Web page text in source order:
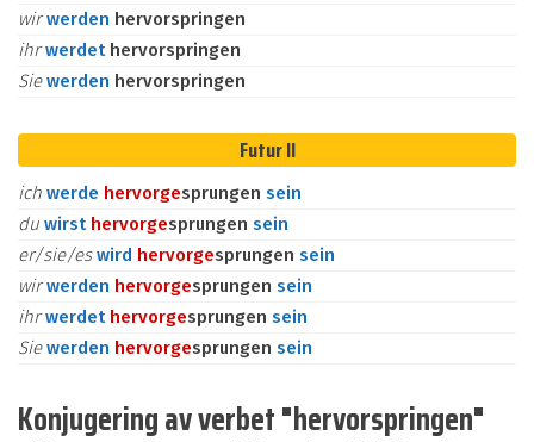
wirwerden hervorspringen
ihrwerdet hervorspringen
Siewerden hervorspringen
Futur II
ich werde hervorgesprungen sein
du wirst hervorgesprungen sein
er/sie/eswird hervorgesprungen sein
wirwerden hervorgesprungen sein
ihrwerdet hervorgesprungen sein
Siewerden hervorgesprungen sein
Konjugering av verbet "hervorspringen"